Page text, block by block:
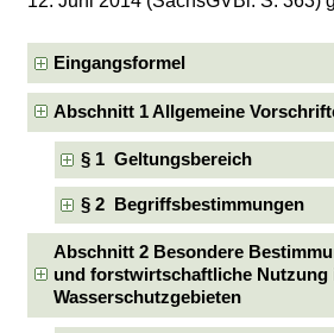
Eingangsformel
Abschnitt 1 Allgemeine
§ 1 Geltungsbereich
§ 2 Begriffsbestimmungen
Abschnitt 2 Besondere
und forstwirtschaftliche Nutzung
Wasserschutzgebieten